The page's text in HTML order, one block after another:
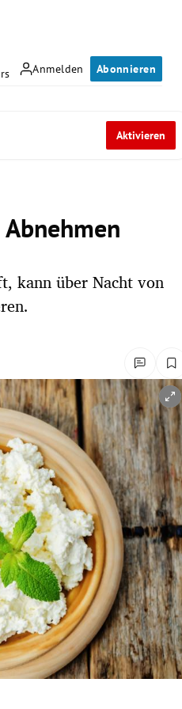
Anmelden Abonnieren
Aktivieren
kann über Nacht von